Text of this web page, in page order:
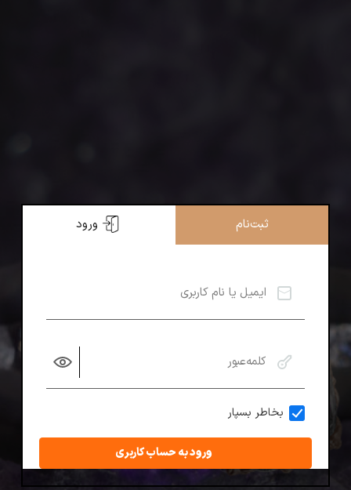
ورود ثبت‌نام
بخاطر بسپار
ورود به حساب کاربری